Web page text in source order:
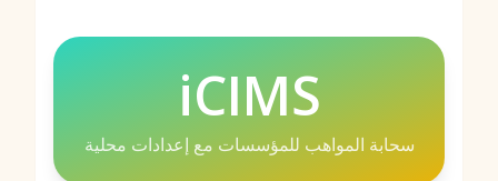
iCIMS
سحابة المواهب للمؤسسات مع إعدادات محلية